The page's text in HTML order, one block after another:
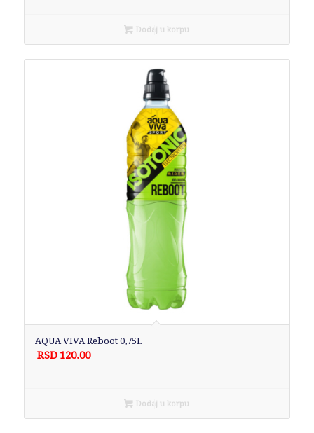
Dodaj u korpu
AQUA VIVA Reboot 0,75L
RSD 120.00
Dodaj u korpu